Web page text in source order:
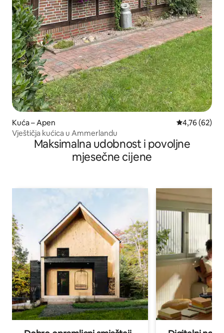
Kuća – Apen Prosječna
4,76 (62)
Vještičja kućica u Ammerlandu
Maksimalna udobnost i povoljne
mjesečne cijene